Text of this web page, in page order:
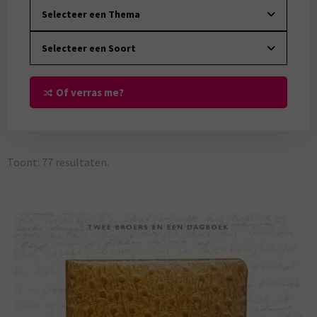
Selecteer een Thema
Selecteer een Soort
Of verras me?
Toont: 77 resultaten.